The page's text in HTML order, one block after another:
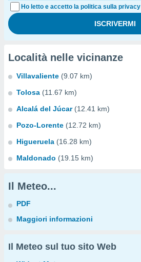
Ho letto e accetto la politica sulla privacy
Località nelle vicinanze
Villavaliente (9.07 km)
Tolosa (11.67 km)
Alcalá del Júcar (12.41 km)
Pozo-Lorente (12.72 km)
Higueruela (16.28 km)
Maldonado (19.15 km)
Il Meteo...
PDF
Maggiori informazioni
Il Meteo sul tuo sito Web